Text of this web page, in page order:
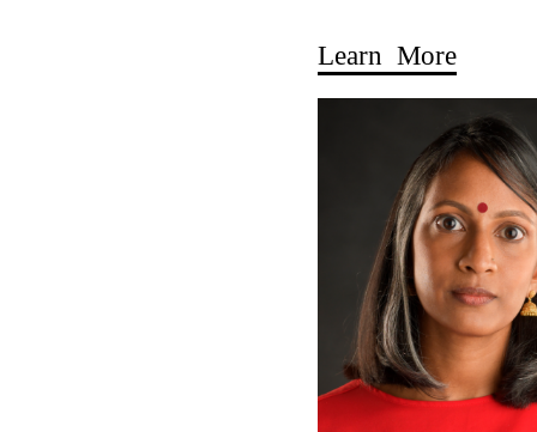
Learn More